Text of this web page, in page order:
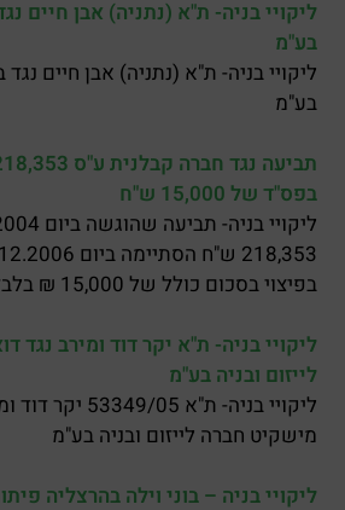
ליקויי בניה- ת"א (נתניה) אבן חיים
בע"מ
ליקויי בניה- ת"א (נתניה) אבן חיים נגד
בע"מ
בפס"ד של 15,000 ש"ח
בפיצוי בסכום כולל של 15,000 ₪ בלבד
ליקויי בניה- ת"א יקר דוד ומירב נגד
לייזום ובניה בע"מ
ליקויי בניה- ת"א
מישקיט חברה לייזום ובניה בע"מ
ליקויי בניה – בוני וילה בהרצליה